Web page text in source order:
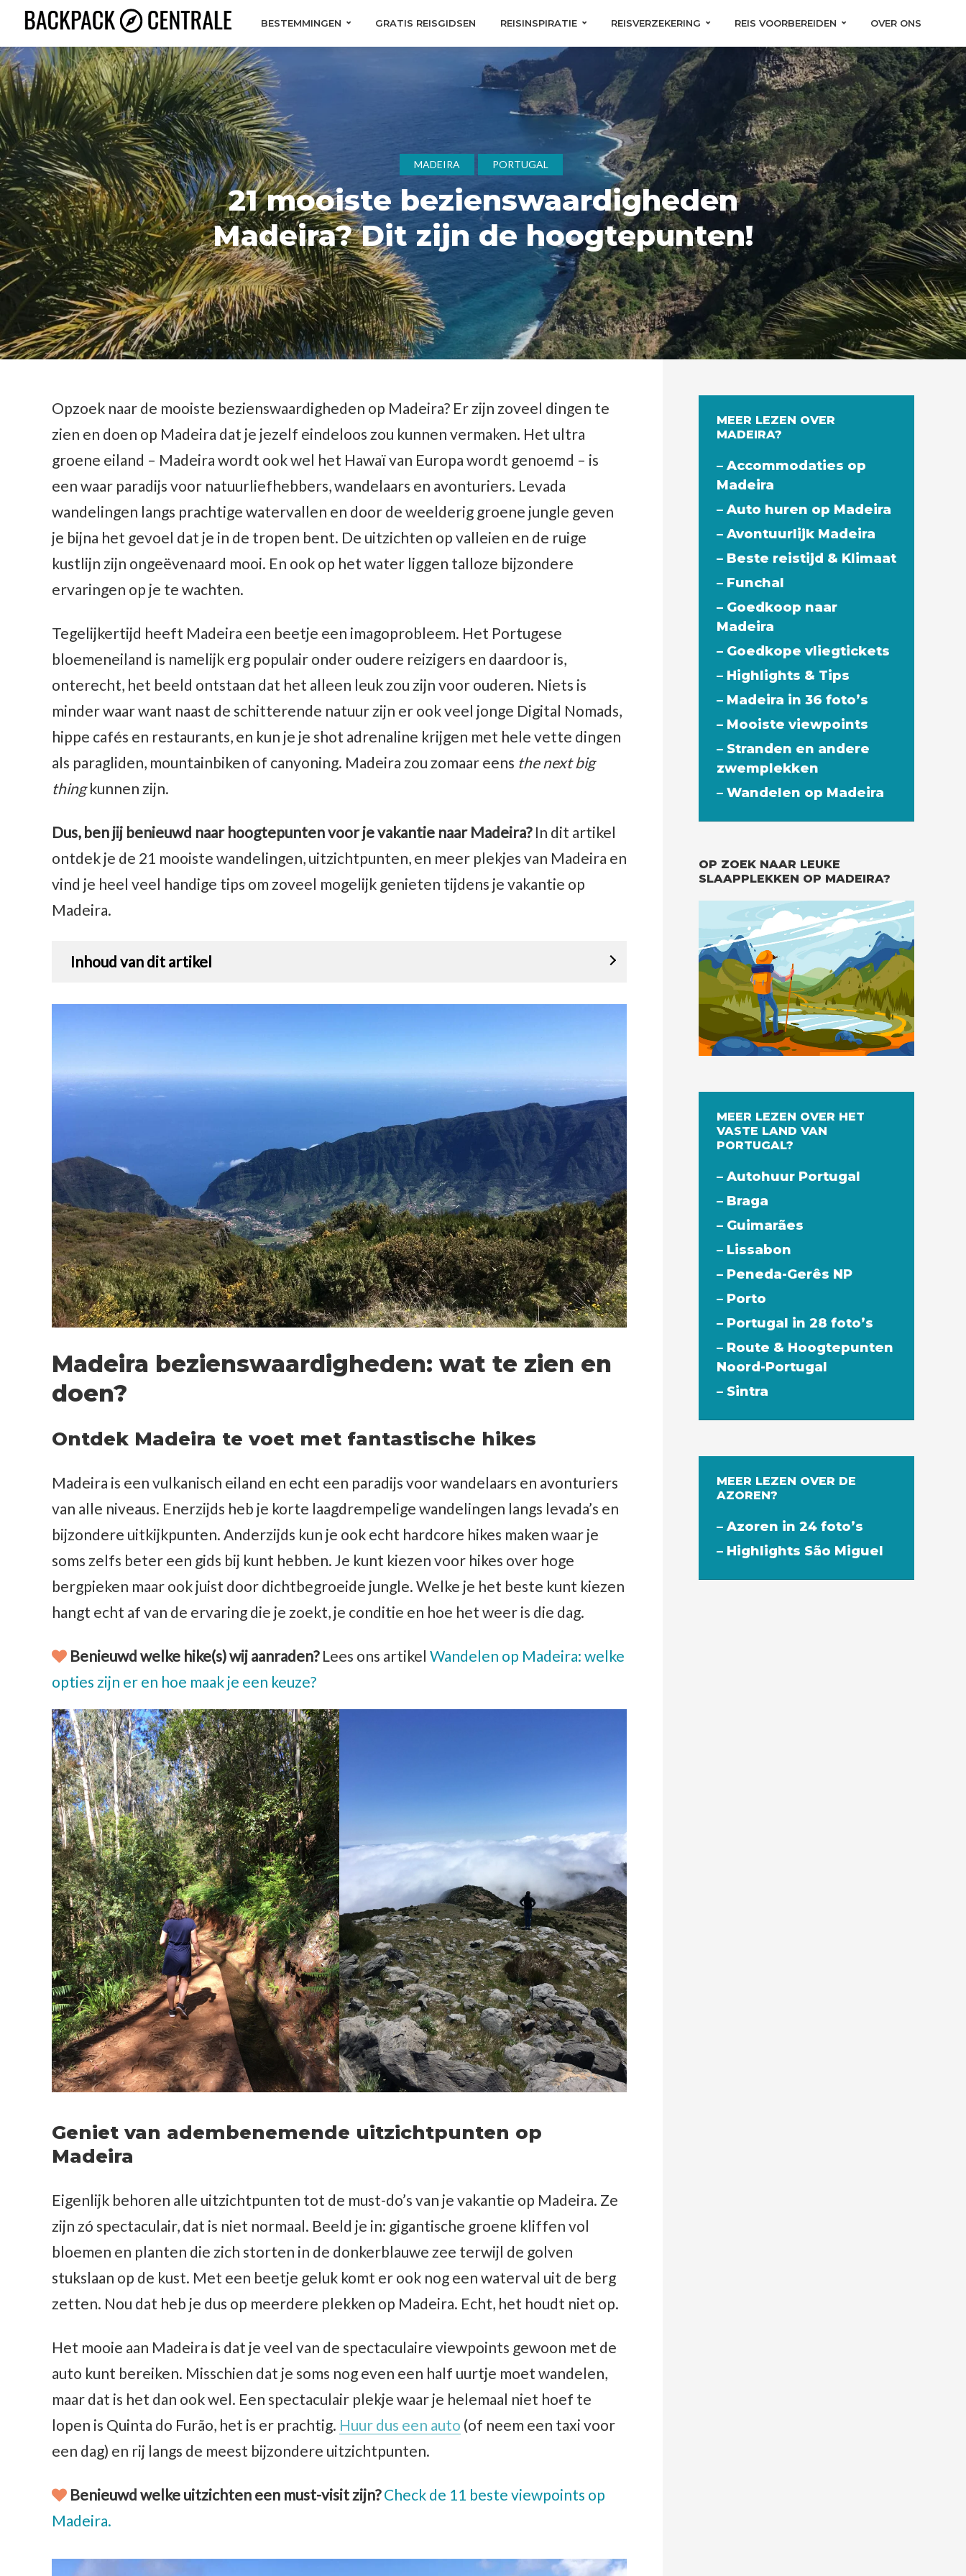
BESTEMMINGEN GRATIS REISGIDSEN REISINSPIRATIE REISVERZEKERING REIS VOORBEREIDEN OVER ONS
MADEIRA PORTUGAL
21 mooiste bezienswaardigheden
Madeira? Dit zijn de hoogtepunten!
Opzoek naar de mooiste bezienswaardigheden op Madeira? Er zijn zoveel dingen te
zien en doen op Madeira dat je jezelf eindeloos zou kunnen vermaken. Het ultra
groene eiland – Madeira wordt ook wel het Hawaï van Europa wordt genoemd – is
een waar paradijs voor natuurliefhebbers, wandelaars en avonturiers. Levada
wandelingen langs prachtige watervallen en door de weelderig groene jungle geven
je bijna het gevoel dat je in de tropen bent. De uitzichten op valleien en de ruige
kustlijn zijn ongeëvenaard mooi. En ook op het water liggen talloze bijzondere
ervaringen op je te wachten.
Tegelijkertijd heeft Madeira een beetje een imagoprobleem. Het Portugese
bloemeneiland is namelijk erg populair onder oudere reizigers en daardoor is,
onterecht, het beeld ontstaan dat het alleen leuk zou zijn voor ouderen. Niets is
minder waar want naast de schitterende natuur zijn er ook veel jonge Digital Nomads,
hippe cafés en restaurants, en kun je je shot adrenaline krijgen met hele vette dingen
als paragliden, mountainbiken of canyoning. Madeira zou zomaar eens the next big
thingkunnen zijn.
Dus, ben jij benieuwd naar hoogtepunten voor je vakantie naar Madeira?In dit artikel
ontdek je de 21 mooiste wandelingen, uitzichtpunten, en meer plekjes van Madeira en
vind je heel veel handige tips om zoveel mogelijk genieten tijdens je vakantie op
Madeira.
Inhoud van dit artikel
Madeira bezienswaardigheden: wat te zien en
doen?
Ontdek Madeira te voet met fantastische hikes
Madeira is een vulkanisch eiland en echt een paradijs voor wandelaars en avonturiers
van alle niveaus. Enerzijds heb je korte laagdrempelige wandelingen langs levada’s en
bijzondere uitkijkpunten. Anderzijds kun je ook echt hardcore hikes maken waar je
soms zelfs beter een gids bij kunt hebben. Je kunt kiezen voor hikes over hoge
bergpieken maar ook juist door dichtbegroeide jungle. Welke je het beste kunt kiezen
hangt echt af van de ervaring die je zoekt, je conditie en hoe het weer is die dag.
Benieuwd welke hike(s) wij aanraden?Lees ons artikel Wandelen op Madeira: welke
opties zijn er en hoe maak je een keuze?
Geniet van adembenemende uitzichtpunten op
Madeira
Eigenlijk behoren alle uitzichtpunten tot de must-do’s van je vakantie op Madeira. Ze
zijn zó spectaculair, dat is niet normaal. Beeld je in: gigantische groene kliffen vol
bloemen en planten die zich storten in de donkerblauwe zee terwijl de golven
stukslaan op de kust. Met een beetje geluk komt er ook nog een waterval uit de berg
zetten. Nou dat heb je dus op meerdere plekken op Madeira. Echt, het houdt niet op.
Het mooie aan Madeira is dat je veel van de spectaculaire viewpoints gewoon met de
auto kunt bereiken. Misschien dat je soms nog even een half uurtje moet wandelen,
maar dat is het dan ook wel. Een spectaculair plekje waar je helemaal niet hoef te
lopen is Quinta do Furão, het is er prachtig. Huur dus een auto (of neem een taxi voor
een dag) en rij langs de meest bijzondere uitzichtpunten.
Benieuwd welke uitzichten een must-visit zijn? Check de 11 beste viewpoints op
Madeira.
MEER LEZEN OVER
MADEIRA?
– Accommodaties op
Madeira
– Auto huren op Madeira
– Avontuurlijk Madeira
– Beste reistijd & Klimaat
– Funchal
– Goedkoop naar
Madeira
– Goedkope vliegtickets
– Highlights & Tips
– Madeira in 36 foto’s
– Mooiste viewpoints
– Stranden en andere
zwemplekken
– Wandelen op Madeira
OP ZOEK NAAR LEUKE
SLAAPPLEKKEN OP MADEIRA?
MEER LEZEN OVER HET
VASTE LAND VAN
PORTUGAL?
– Autohuur Portugal
– Braga
– Guimarães
– Lissabon
– Peneda-Gerês NP
– Porto
– Portugal in 28 foto’s
– Route & Hoogtepunten
Noord-Portugal
– Sintra
MEER LEZEN OVER DE
AZOREN?
– Azoren in 24 foto’s
– Highlights São Miguel